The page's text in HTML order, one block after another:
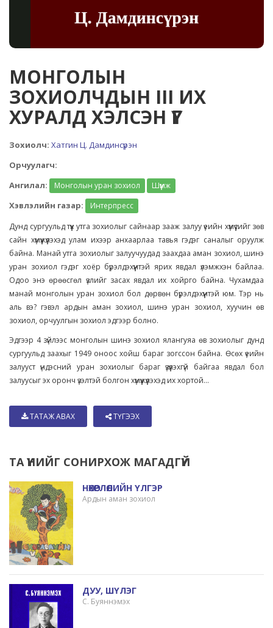
МОНГОЛЫН
ЗОХИОЛЧДЫН III ИХ
ХУРАЛД ХЭЛСЭН ҮГ
Зохиолч: Хатгин Ц. Дамдинсүрэн
Орчуулагч:
Ангилал:
Монголын уран зохиол Шүүмж
Хэвлэлийн газар:
Интерпресс
Дунд сургуульд түүх утга зохиолыг сайнаар зааж залуу үеийн хүмүүсийг зөв
сайн хүмүүжүүлэхэд улам ихээр анхаарлаа тавья гэдэг саналыг оруулж
байна. Манай утга зохиолыг залуучуудад заахдаа аман зохиол, шинэ
уран зохиол гэдэг хоёр бүрэлдэхүүнтэй ярих явдал үлэмжхэн байлаа.
Одоо энэ өрөөсгөл үзлийг засах явдал их хойрго байна. Чухамдаа
манай монголын уран зохиол бол дөрвөн бүрэлдэхүүнтэй юм. Тэр нь
аль вэ? гэвэл ардын аман зохиол, шинэ уран зохиол, хуучин өв
зохиол, орчуулгын зохиол эдгээр болно.
Эдгээр 4 зүйлээс монголын шинэ зохиол ялангуяа өв зохиолыг дунд
сургуульд заахыг 1949 оноос хойш бараг зогссон байна. Өсөх үеийн
залууст үндэсний уран зохиолыг бараг үзүүлэхгүй байгаа явдал бол
залуусыг эх оронч үзэлтэй болгон хүмүүжүүлэхэд их хортой...
ТАТАЖ АВАХ ТҮГЭЭХ
ТА ҮҮНИЙГ СОНИРХОЖ МАГАДГҮЙ
НӨХӨРЛӨЛИЙН ҮЛГЭР
Ардын аман зохиол
ДУУ, ШҮЛЭГ
С. Буяннэмэх